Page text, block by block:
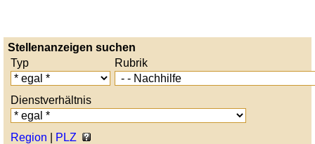
Stellenanzeigen suchen
Typ
Rubrik
Dienstverhältnis
Region PLZ